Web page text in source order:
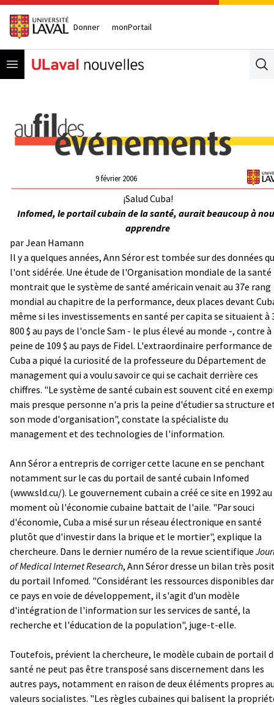
Donner monPortail
Open menu
9 février 2006
¡Salud Cuba!
Infomed, le portail cubain de la santé, aurait beaucoup à
apprendre
parJean Hamann
Il y a quelques années, Ann Séror est tombée sur des données
l'ont sidérée. Une étude de l'Organisation mondiale de la santé
montrait que le système de santé américain venait au 37e rang
mondial au chapitre de la performance, deux places devant
même si les investissements en santé per capita se situaient à
800 $ au pays de l'oncle Sam - le plus élevé au monde -, contre à
peine de 109 $ au pays de Fidel. L'extraordinaire performance de
Cuba a piqué la curiosité de la professeure du Département de
management qui a voulu savoir ce qui se cachait derrière ces
chiffres. "Le système de santé cubain est souvent cité en
mais presque personne n'a pris la peine d'étudier sa structure
son mode d'organisation", constate la spécialiste du
management et des technologies de l'information.
Ann Séror a entrepris de corriger cette lacune en se penchant
notamment sur le cas du portail de santé cubain Infomed
(www.sld.cu/). Le gouvernement cubain a créé ce site en 1992 au
moment où l'économie cubaine battait de l'aile. "Par souci
d'économie, Cuba a misé sur un réseau électronique en santé
plutôt que d'investir dans la brique et le mortier", explique la
chercheure. Dans le dernier numéro de la revue scientifique
of Medical Internet Research, Ann Séror dresse un bilan très
du portail Infomed. "Considérant les ressources disponibles
ce pays en voie de développement, il s'agit d'un modèle
d'intégration de l'information sur les services de santé, la
recherche et l'éducation de la population", juge-t-elle.
Toutefois, prévient la chercheure, le modèle cubain de portail
santé ne peut pas être transposé sans discernement dans les
autres pays, notamment en raison de deux éléments propres
valeurs socialistes. "Les règles cubaines qui balisent la